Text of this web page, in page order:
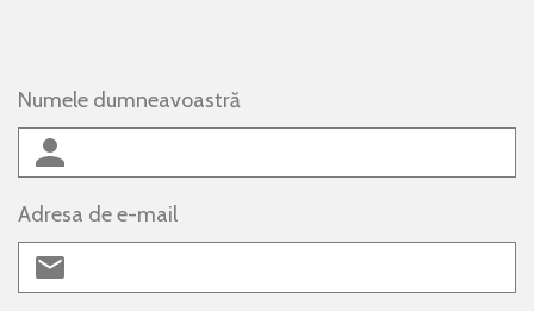
Numele dumneavoastră
Adresa de e-mail